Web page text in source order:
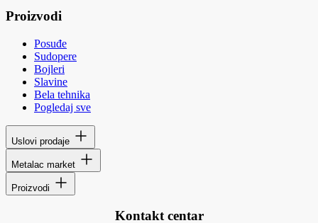
Proizvodi
Posuđe
Sudopere
Bojleri
Slavine
Bela tehnika
Pogledaj sve
Uslovi prodaje
Metalac market
Proizvodi
Kontakt centar